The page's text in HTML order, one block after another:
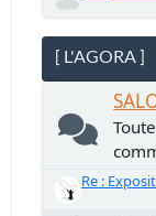
[ L'AGORA ]
Re :